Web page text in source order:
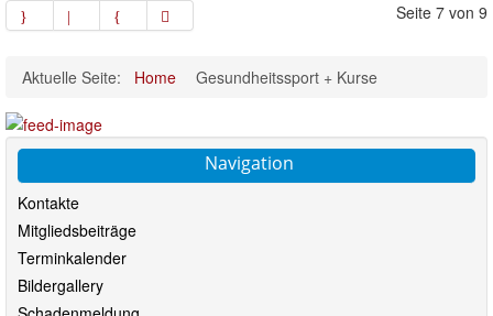
Seite 7 von 9
Aktuelle Seite: Home Gesundheitssport + Kurse
Navigation
Kontakte
Mitgliedsbeiträge
Terminkalender
Bildergallery